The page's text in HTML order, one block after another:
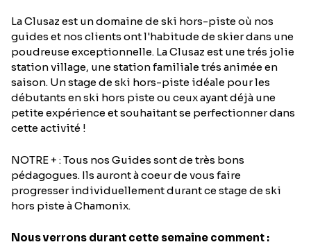
La Clusaz est un domaine de ski hors-piste où nos
guides et nos clients ont l'habitude de skier dans une
poudreuse exceptionnelle. La Clusaz est une trés jolie
station village, une station familiale trés animée en
saison. Un stage de ski hors-piste idéale pour les
débutants en ski hors piste ou ceux ayant déjà une
petite expérience et souhaitant se perfectionner dans
cette activité !
NOTRE + : Tous nos Guides sont de très bons
pédagogues. Ils auront à coeur de vous faire
progresser individuellement durant ce stage de ski
hors piste à Chamonix.
Nous verrons durant cette semaine comment :